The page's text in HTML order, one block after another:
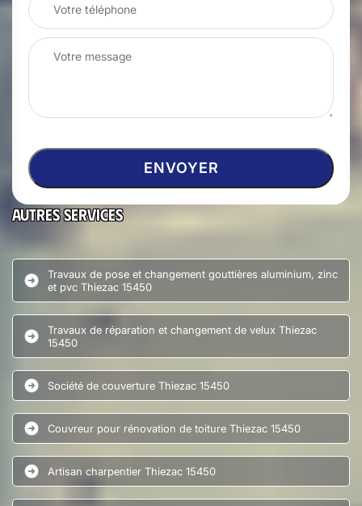
Autres services
Travaux de pose et changement gouttières aluminium, zinc
et pvc Thiezac 15450
Travaux de réparation et changement de velux Thiezac
15450
Société de couverture Thiezac 15450
Couvreur pour rénovation de toiture Thiezac 15450
Artisan charpentier Thiezac 15450